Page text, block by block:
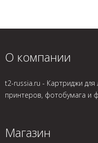
О компании
t2-russia.ru - Картриджи
принтеров, фотобумага и
Магазин